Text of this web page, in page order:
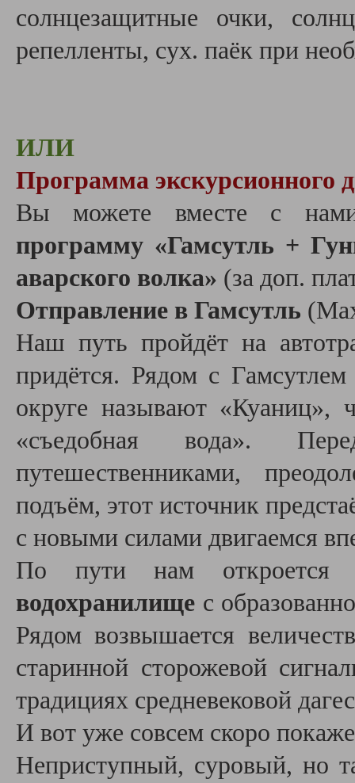
солнцезащитные очки,
репелленты, сух. паёк при
ИЛИ
Программа экскурсионного
Вы можете вместе с
программу «Гамсутль +
аварского волка» (за доп.
Отправление в Гамсутль
Наш путь пройдёт на
придётся. Рядом с
округе называют «Куаниц»,
«съедобная вода».
путешественниками,
подъём, этот источник
с новыми силами двигаемся
По пути нам
водохранилище с
Рядом возвышается
старинной сторожевой
традициях средневековой
И вот уже совсем скоро
Неприступный, суровый, но